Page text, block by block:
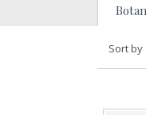
Sort by